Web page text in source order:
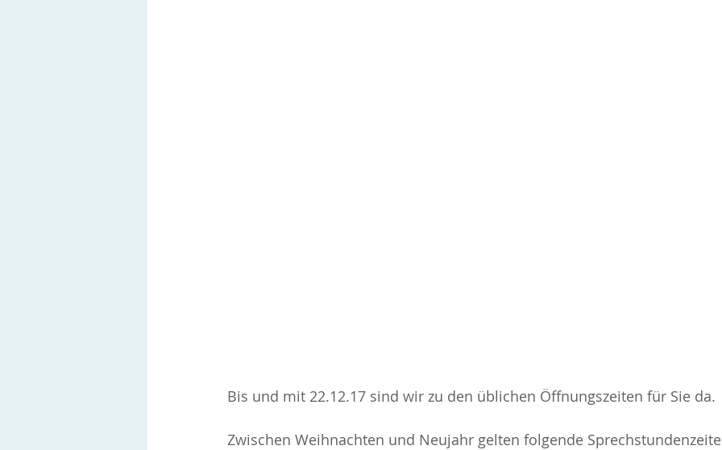
Bis und mit 22.12.17 sind wir zu den üblichen Öffnungszeiten für Sie da.
Zwischen Weihnachten und Neujahr gelten folgende